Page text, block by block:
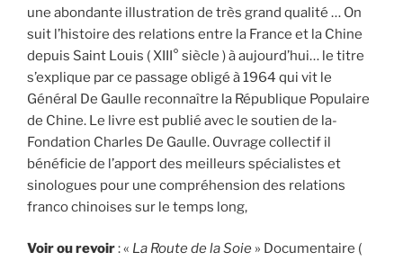
une abondante illustration de très grand qualité … On
suit l’histoire des relations entre la France et la Chine
depuis Saint Louis ( XIII° siècle ) à aujourd’hui… le titre
s’explique par ce passage obligé à 1964 qui vit le
Général De Gaulle reconnaître la République Populaire
de Chine. Le livre est publié avec le soutien de la-
Fondation Charles De Gaulle. Ouvrage collectif il
bénéficie de l’apport des meilleurs spécialistes et
sinologues pour une compréhension des relations
franco chinoises sur le temps long,
Voir ou revoir: « La Route de la Soie » Documentaire (